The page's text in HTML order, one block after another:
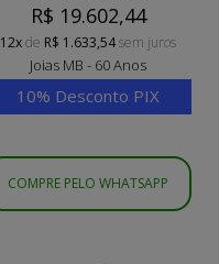
R$ 19.602,44
12xde R$ 1.633,54sem juros
Joias MB - 60 Anos
10% Desconto PIX
COMPRE PELO WHATSAPP